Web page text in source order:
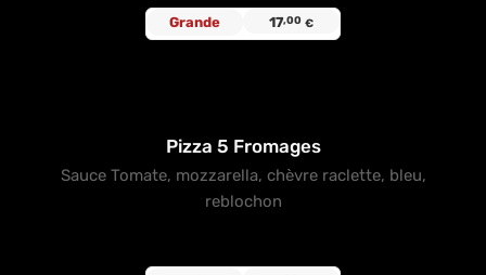
Grande 17,00 €
Pizza 5 Fromages
Sauce Tomate, mozzarella, chèvre raclette, bleu,
reblochon